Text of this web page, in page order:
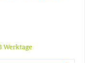
Werktage